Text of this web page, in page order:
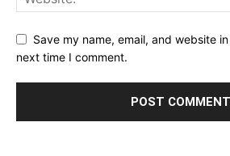
Save my name, email, and website
next time I comment.